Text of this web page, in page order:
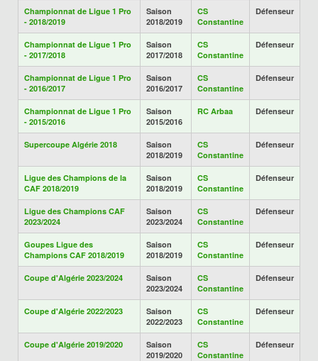
Championnat de Ligue 1 Pro
- 2018/2019
Saison
2018/2019
CS
Constantine
Défenseur
Championnat de Ligue 1 Pro
- 2017/2018
Saison
2017/2018
CS
Constantine
Défenseur
Championnat de Ligue 1 Pro
- 2016/2017
Saison
2016/2017
CS
Constantine
Défenseur
Championnat de Ligue 1 Pro
- 2015/2016
Saison
2015/2016
RC Arbaa Défenseur
Supercoupe Algérie 2018
Saison
2018/2019
CS
Constantine
Défenseur
Ligue des Champions de la
CAF 2018/2019
Saison
2018/2019
CS
Constantine
Défenseur
Ligue des Champions CAF
2023/2024
Saison
2023/2024
CS
Constantine
Défenseur
Goupes Ligue des
Champions CAF 2018/2019
Saison
2018/2019
CS
Constantine
Défenseur
Coupe d'Algérie 2023/2024
Saison
2023/2024
CS
Constantine
Défenseur
Coupe d'Algérie 2022/2023
Saison
2022/2023
CS
Constantine
Défenseur
Coupe d'Algérie 2019/2020
Saison
2019/2020
CS
Constantine
Défenseur